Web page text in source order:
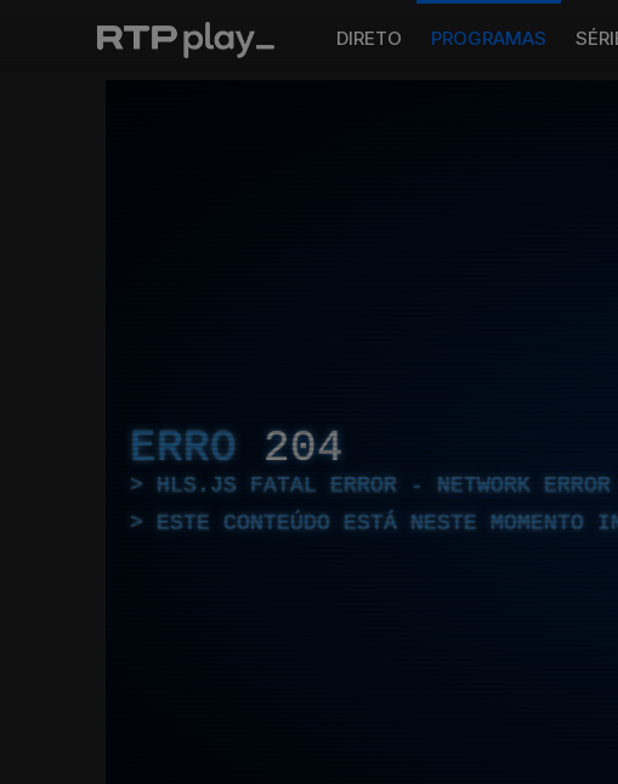
DIRETO PROGRAMAS
ERRO 204
HLS.JS FATAL ERROR - NETWORK ERROR
ESTE CONTEÚDO ESTÁ NESTE MOMENTO